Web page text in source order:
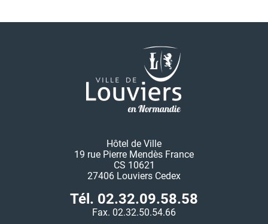
Hôtel de Ville
19 rue Pierre Mendès France
CS 10621
27406 Louviers Cedex
Tél. 02.32.09.58.58
Fax. 02.32.50.54.66